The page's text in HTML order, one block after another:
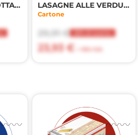
CANNELLONI RICOTTA E SPINACI 2kg LASAGNE ALLE VERDURE 2,5kg
Cartone
29,91 €
23,93 €